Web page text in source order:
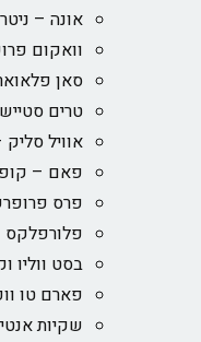
אונה –
וואקום
סאן
טרים
אוויל
פאם –
פרס
בסט ווליו
פארם טו
שקיות